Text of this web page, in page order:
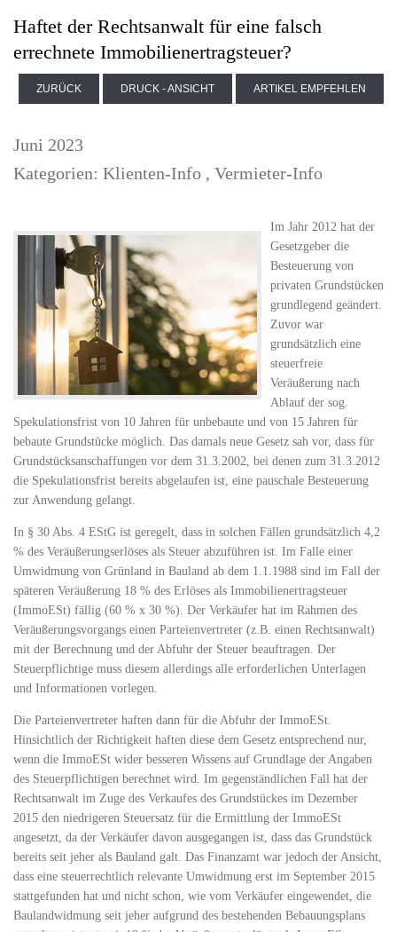
Haftet der Rechtsanwalt für eine falsch
errechnete Immobilienertragsteuer?
ZURÜCK DRUCK - ANSICHT ARTIKEL EMPFEHLEN
Juni 2023
Kategorien: Klienten-Info , Vermieter-Info
Im Jahr 2012 hat der
Gesetzgeber die
Besteuerung von
privaten Grundstücken
grundlegend geändert.
Zuvor war
grundsätzlich eine
steuerfreie
Veräußerung nach
Ablauf der sog.
Spekulationsfrist von 10 Jahren für unbebaute und von 15 Jahren für
bebaute Grundstücke möglich. Das damals neue Gesetz sah vor, dass für
Grundstücksanschaffungen vor dem 31.3.2002, bei denen zum 31.3.2012
die Spekulationsfrist bereits abgelaufen ist, eine pauschale Besteuerung
zur Anwendung gelangt.
In § 30 Abs. 4 EStG ist geregelt, dass in solchen Fällen grundsätzlich 4,2
% des Veräußerungserlöses als Steuer abzuführen ist. Im Falle einer
Umwidmung von Grünland in Bauland ab dem 1.1.1988 sind im Fall der
späteren Veräußerung 18 % des Erlöses als Immobilienertragsteuer
(ImmoESt) fällig (60 % x 30 %). Der Verkäufer hat im Rahmen des
Veräußerungsvorgangs einen Parteienvertreter (z.B. einen Rechtsanwalt)
mit der Berechnung und der Abfuhr der Steuer beauftragen. Der
Steuerpflichtige muss diesem allerdings alle erforderlichen Unterlagen
und Informationen vorlegen.
Die Parteienvertreter haften dann für die Abfuhr der ImmoESt.
Hinsichtlich der Richtigkeit haften diese dem Gesetz entsprechend nur,
wenn die ImmoESt wider besseren Wissens auf Grundlage der Angaben
des Steuerpflichtigen berechnet wird. Im gegenständlichen Fall hat der
Rechtsanwalt im Zuge des Verkaufes des Grundstückes im Dezember
2015 den niedrigeren Steuersatz für die Ermittlung der ImmoESt
angesetzt, da der Verkäufer davon ausgegangen ist, dass das Grundstück
bereits seit jeher als Bauland galt. Das Finanzamt war jedoch der Ansicht,
dass eine steuerrechtlich relevante Umwidmung erst im September 2015
stattgefunden hat und nicht schon, wie vom Verkäufer eingewendet, die
Baulandwidmung seit jeher aufgrund des bestehenden Bebauungsplans